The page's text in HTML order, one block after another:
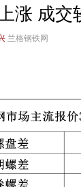
涨 成交
兰格钢铁网